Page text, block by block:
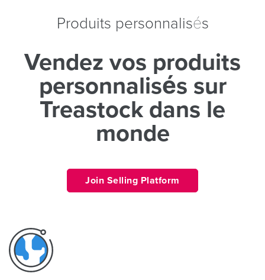
Produits personnalisés
Vendez vos produits
personnalisés sur
Treastock dans le
monde
Join Selling Platform